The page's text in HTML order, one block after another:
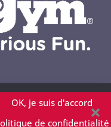
OK, je suis d'accord
de confidentialité
S.A.